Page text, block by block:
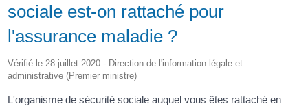
sociale est-on rattaché pour
l'assurance maladie ?
Vérifié le 28 juillet 2020 - Direction de l'information légale et
administrative (Premier ministre)
L'organisme de sécurité sociale auquel vous êtes rattaché en